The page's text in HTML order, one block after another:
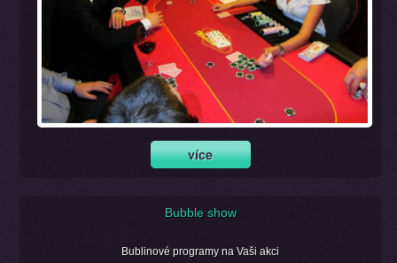
Bubble show
Bublinové programy na Vaši akci